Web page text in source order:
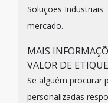
Soluções
mercado.
MAIS
VALOR DE
Se alguém procurar
personalizadas